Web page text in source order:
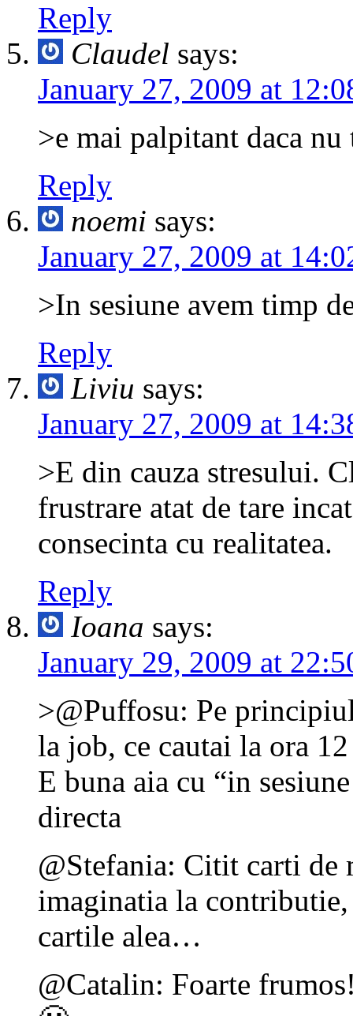
Reply
Claudel says:
January 27, 2009 at
>e mai palpitant daca
Reply
noemi says:
January 27, 2009 at
>In sesiune avem timp
Reply
Liviu says:
January 27, 2009 at
>E din cauza stresului.
frustrare atat de tare
consecinta cu realitatea.
Reply
Ioana says:
January 29, 2009 at
>@Puffosu: Pe
la job, ce cautai la ora
E buna aia cu “in
directa
@Stefania: Citit carti de
imaginatia la
cartile alea…
@Catalin: Foarte